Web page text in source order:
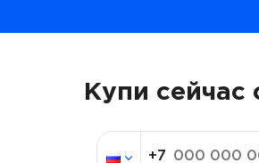
Купи сейчас